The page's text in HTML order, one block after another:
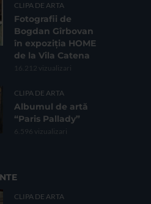
CLIPA DE ARTA
Fotografii de
Bogdan Gîrbovan
în expoziția HOME
de la Vila Catena
16.212 vizualizari
CLIPA DE ARTA
Albumul de artă
“Paris Pallady”
6.596 vizualizari
CLIPA DE ARTA